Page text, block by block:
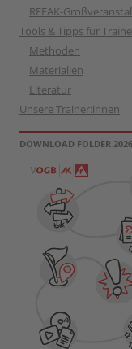
REFAK-
Tools & Tipps für
Methoden
Materialien
Literatur
Unsere Trainer:innen
DOWNLOAD FOLDER 2026